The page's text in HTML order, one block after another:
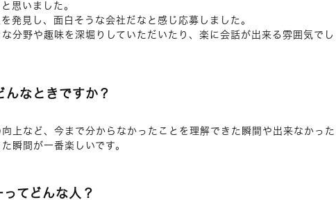
思いました。
発見し、面白そうな会社だなと感じ応募しました。
分野や趣味を深堀りしていただいたり、楽に会話が出来る雰囲気でし
んなときですか？
上など、今まで分からなかったことを理解できた瞬間や出来なかった
瞬間が一番楽しいです。
てどんな人？